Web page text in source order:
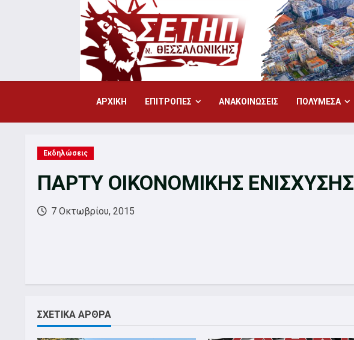
ΑΡΧΙΚΗ ΕΠΙΤΡΟΠΕΣ ΑΝΑΚΟΙΝΩΣΕΙΣ ΠΟΛΥΜΕΣΑ
Εκδηλώσεις
ΠΑΡΤΥ ΟΙΚΟΝΟΜΙΚΗΣ
7 Οκτωβρίου, 2015
ΣΧΕΤΙΚΑ ΑΡΘΡΑ